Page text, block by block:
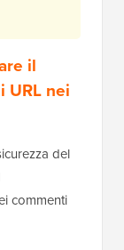
il
URL nei
del
commenti